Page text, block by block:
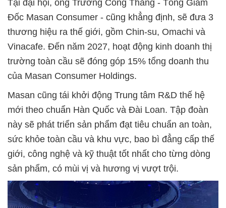
Tại đại hội, ông Trương Công Thắng - Tổng Giám
Đốc Masan Consumer - cũng khẳng định, sẽ đưa 3
thương hiệu ra thế giới, gồm Chin-su, Omachi và
Vinacafe. Đến năm 2027, hoạt động kinh doanh thị
trường toàn cầu sẽ đóng góp 15% tổng doanh thu
của Masan Consumer Holdings.
Masan cũng tái khởi động Trung tâm R&D thế hệ
mới theo chuẩn Hàn Quốc và Đài Loan. Tập đoàn
này sẽ phát triển sản phẩm đạt tiêu chuẩn an toàn,
sức khỏe toàn cầu và khu vực, bao bì đẳng cấp thế
giới, công nghệ và kỹ thuật tốt nhất cho từng dòng
sản phẩm, có mùi vị và hương vị vượt trội.